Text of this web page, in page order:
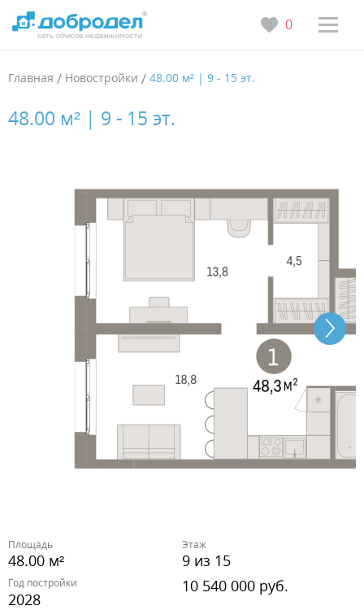
0
Главная / Новостройки / 48.00 м² | 9 - 15 эт.
48.00 м² | 9 - 15 эт.
Площадь
48.00 м²
Этаж
9 из 15
Год постройки
2028
10 540 000 руб.